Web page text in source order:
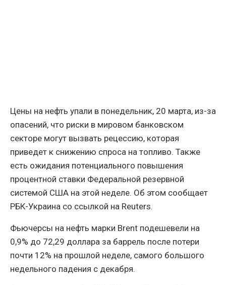
Цены на нефть упали в понедельник, 20 марта, из-за
опасений, что риски в мировом банковском
секторе могут вызвать рецессию, которая
приведет к снижению спроса на топливо. Также
есть ожидания потенциального повышения
процентной ставки Федеральной резервной
системой США на этой неделе. Об этом сообщает
РБК-Украина со ссылкой на Reuters.
Фьючерсы на нефть марки Brent подешевели на
0,9% до 72,29 доллара за баррель после потери
почти 12% на прошлой неделе, самого большого
недельного падения с декабря.